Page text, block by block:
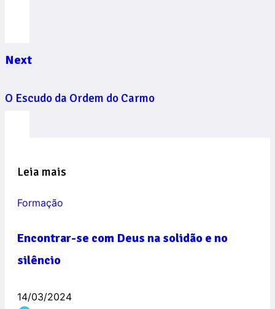
Next
O Escudo da Ordem do Carmo
Leia mais
Formação
Encontrar-se com Deus na solidão e no
silêncio
14/03/2024